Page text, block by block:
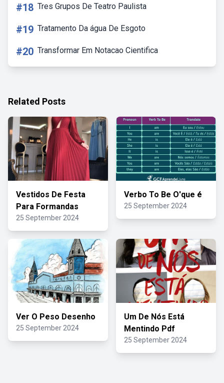
#18 Tres Grupos De Teatro Paulista
#19 Tratamento Da água De Esgoto
#20 Transformar Em Notacao Cientifica
Related Posts
Vestidos De Festa
Para Formandas
25 September 2024
Verbo To Be O'que é
25 September 2024
Ver O Peso Desenho
25 September 2024
Um De Nós Está
Mentindo Pdf
25 September 2024